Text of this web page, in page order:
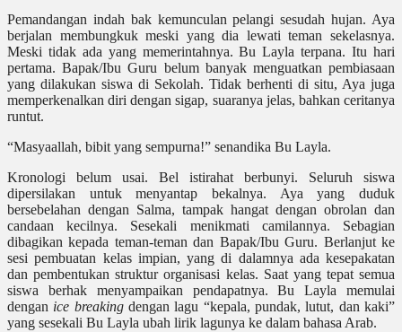
Pemandangan indah bak kemunculan pelangi sesudah hujan. Aya
berjalan membungkuk meski yang dia lewati teman sekelasnya.
Meski tidak ada yang memerintahnya. Bu Layla terpana. Itu hari
pertama. Bapak/Ibu Guru belum banyak menguatkan pembiasaan
yang dilakukan siswa di Sekolah. Tidak berhenti di situ, Aya juga
memperkenalkan diri dengan sigap, suaranya jelas, bahkan ceritanya
runtut.
“Masyaallah, bibit yang sempurna!” senandika Bu Layla.
Kronologi belum usai. Bel istirahat berbunyi. Seluruh siswa
dipersilakan untuk menyantap bekalnya. Aya yang duduk
bersebelahan dengan Salma, tampak hangat dengan obrolan dan
candaan kecilnya. Sesekali menikmati camilannya. Sebagian
dibagikan kepada teman-teman dan Bapak/Ibu Guru. Berlanjut ke
sesi pembuatan kelas impian, yang di dalamnya ada kesepakatan
dan pembentukan struktur organisasi kelas. Saat yang tepat semua
siswa berhak menyampaikan pendapatnya. Bu Layla memulai
dengan ice breakingdengan lagu “kepala, pundak, lutut, dan kaki”
yang sesekali Bu Layla ubah lirik lagunya ke dalam bahasa Arab.